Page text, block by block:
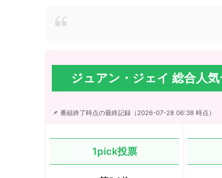
ジュアン・ジェイ 総合人
📌 番組終了時点の最終記録（2026-07-28 06:38 時点）
1pick投票